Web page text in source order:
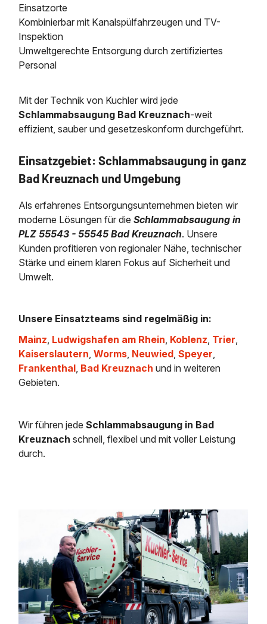
Einsatzorte
Kombinierbar mit Kanalspülfahrzeugen und TV-
Inspektion
Umweltgerechte Entsorgung durch zertifiziertes
Personal
Mit der Technik von Kuchler wird jede
Schlammabsaugung Bad Kreuznach-weit
effizient, sauber und gesetzeskonform durchgeführt.
Einsatzgebiet: Schlammabsaugung in ganz
Bad Kreuznach und Umgebung
Als erfahrenes Entsorgungsunternehmen bieten wir
moderne Lösungen für dieSchlammabsaugung in
PLZ 55543 - 55545 Bad Kreuznach. Unsere
Kunden profitieren von regionaler Nähe, technischer
Stärke und einem klaren Fokus auf Sicherheit und
Umwelt.
Unsere Einsatzteams sind regelmäßig in:
Mainz, Ludwigshafen am Rhein, Koblenz, Trier,
Kaiserslautern,Worms, Neuwied,Speyer,
Frankenthal, Bad Kreuznach und in weiteren
Gebieten.
Wir führen jedeSchlammabsaugung in Bad
Kreuznach schnell, flexibel und mit voller Leistung
durch.